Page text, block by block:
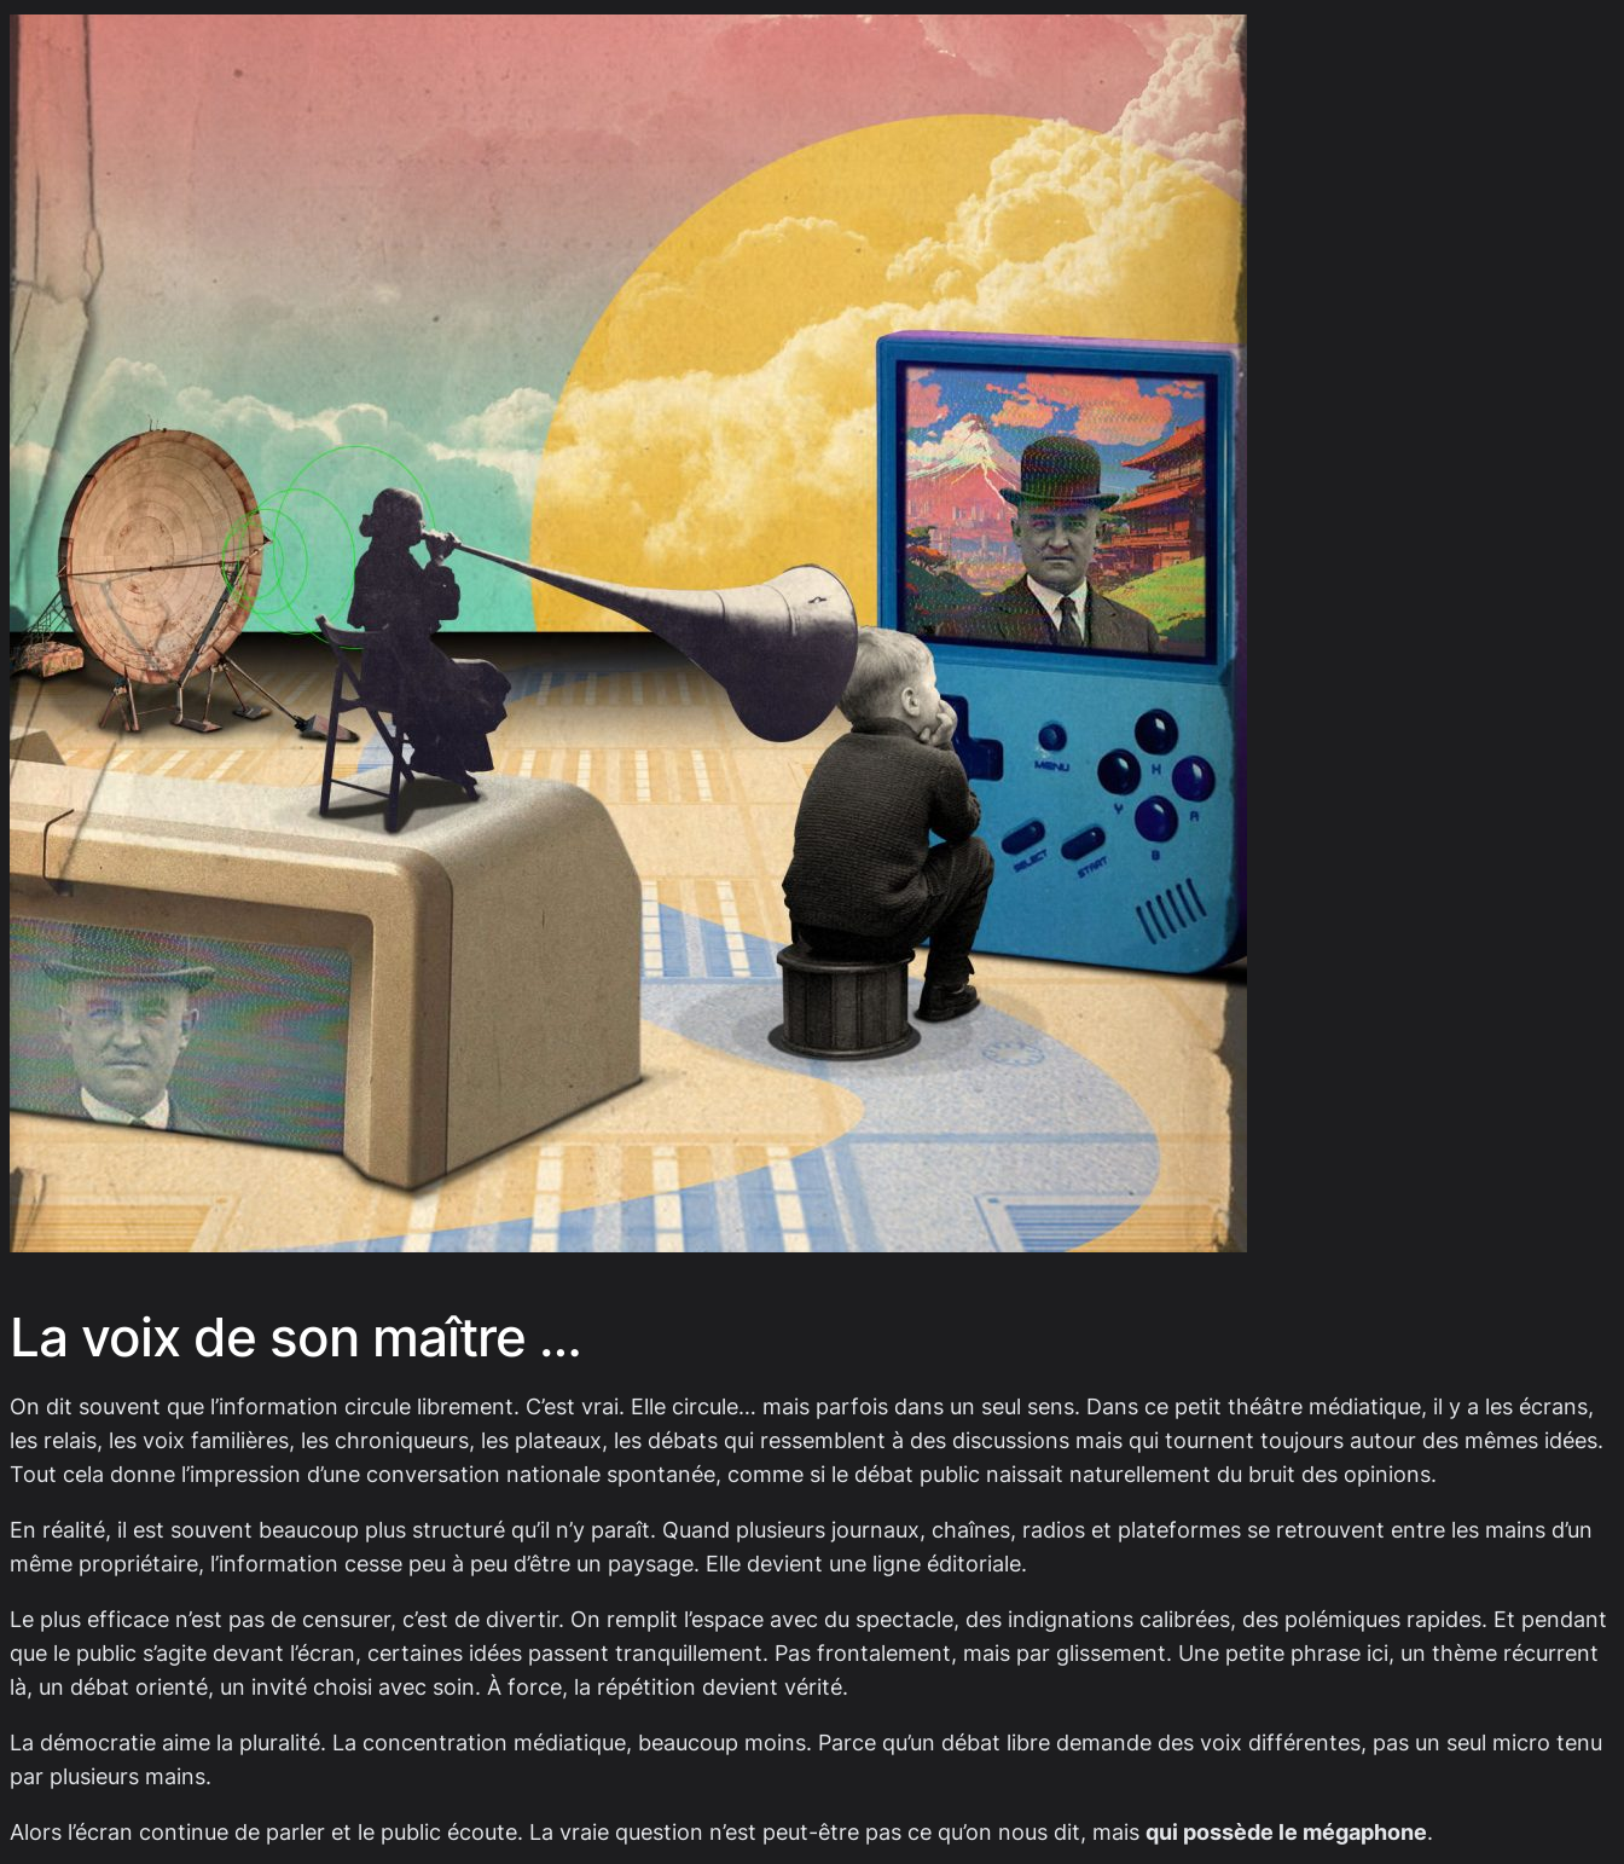
La voix de son maître …
On dit souvent que l’information circule librement. C’est vrai. Elle circule… mais parfois dans un seul sens. Dans ce petit théâtre médiatique, il y a les écrans,
les relais, les voix familières, les chroniqueurs, les plateaux, les débats qui ressemblent à des discussions mais qui tournent toujours autour des mêmes idées.
Tout cela donne l’impression d’une conversation nationale spontanée, comme si le débat public naissait naturellement du bruit des opinions.
En réalité, il est souvent beaucoup plus structuré qu’il n’y paraît. Quand plusieurs journaux, chaînes, radios et plateformes se retrouvent entre les mains d’un
même propriétaire, l’information cesse peu à peu d’être un paysage. Elle devient une ligne éditoriale.
Le plus efficace n’est pas de censurer, c’est de divertir. On remplit l’espace avec du spectacle, des indignations calibrées, des polémiques rapides. Et pendant
que le public s’agite devant l’écran, certaines idées passent tranquillement. Pas frontalement, mais par glissement. Une petite phrase ici, un thème récurrent
là, un débat orienté, un invité choisi avec soin. À force, la répétition devient vérité.
La démocratie aime la pluralité. La concentration médiatique, beaucoup moins. Parce qu’un débat libre demande des voix différentes, pas un seul micro tenu
par plusieurs mains.
Alors l’écran continue de parler et le public écoute. La vraie question n’est peut-être pas ce qu’on nous dit, mais qui possède le mégaphone.